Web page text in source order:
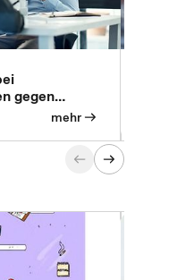
gegen
mehr